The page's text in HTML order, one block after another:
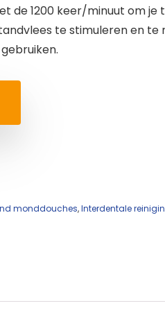
de 1200 keer/minuut om je
te stimuleren en te
monddouches,Interdentale